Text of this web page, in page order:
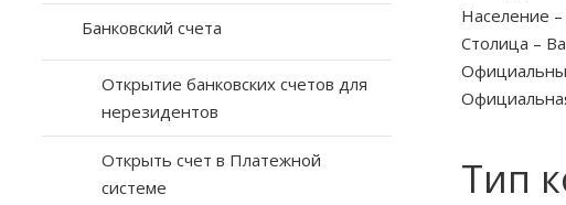
Население
Столица –
Тип
Банковский счета
Открытие банковских счетов для
нерезидентов
Открыть счет в Платежной
системе